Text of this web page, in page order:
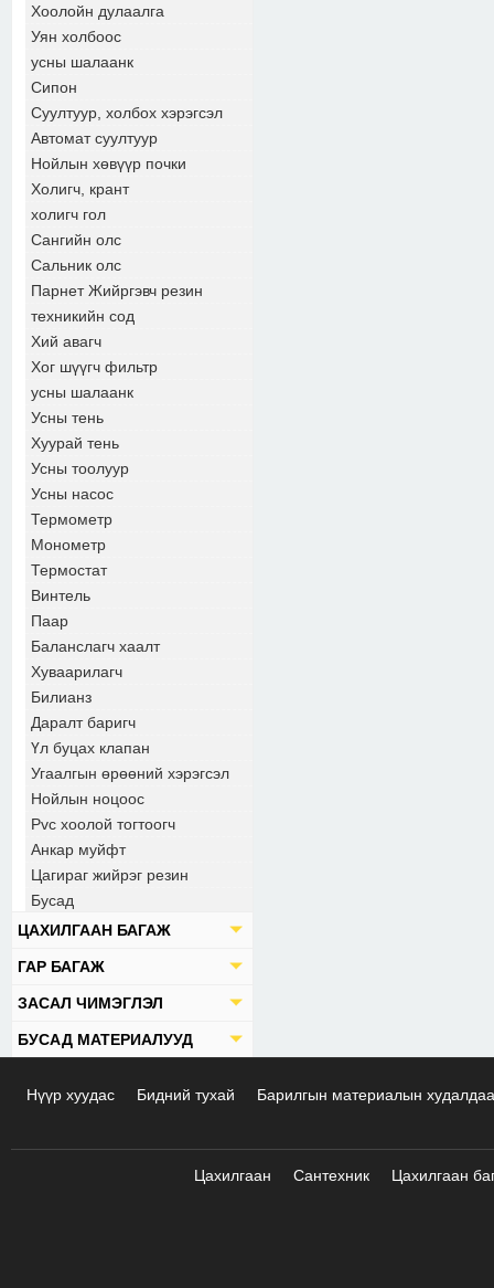
Хоолойн дулаалга
Уян холбоос
усны шалаанк
Сипон
Суултуур, холбох хэрэгсэл
Автомат суултуур
Нойлын хөвүүр почки
Холигч, крант
холигч гол
Сангийн олс
Сальник олс
Парнет Жийргэвч резин
техникийн сод
Хий авагч
Хог шүүгч фильтр
усны шалаанк
Усны тень
Хуурай тень
Усны тоолуур
Усны насос
Термометр
Монометр
Термостат
Винтель
Паар
Баланслагч хаалт
Хуваарилагч
Билианз
Даралт баригч
Үл буцах клапан
Угаалгын өрөөний хэрэгсэл
Нойлын ноцоос
Pvc хоолой тогтоогч
Анкар муйфт
Цагираг жийрэг резин
Бусад
ЦАХИЛГААН БАГАЖ
ГАР БАГАЖ
ЗАСАЛ ЧИМЭГЛЭЛ
БУСАД МАТЕРИАЛУУД
Нүүр хуудас Бидний тухай Барилгын материалын
Цахилгаан Сантехник Цахилгаан